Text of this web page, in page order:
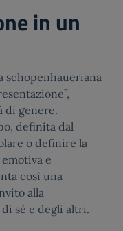
in un
schopenhaueriana
di genere.
definita dal
o definire la
e
così una
alla
sé e degli altri.